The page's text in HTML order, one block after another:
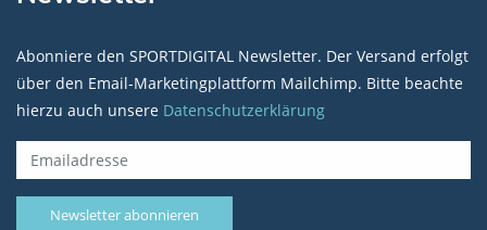
Abonniere den SPORTDIGITAL Newsletter. Der Versand erfolgt
über den Email-Marketingplattform Mailchimp. Bitte beachte
hierzu auch unsere Datenschutzerklärung